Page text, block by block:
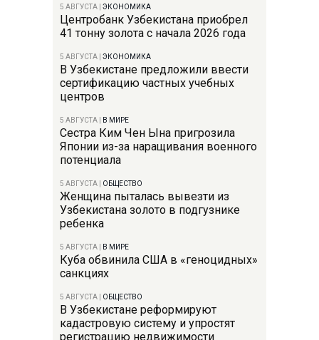
5 АВГУСТА ЭКОНОМИКА
Центробанк Узбекистана приобрел
41 тонну золота с начала 2026 года
5 АВГУСТА ЭКОНОМИКА
В Узбекистане предложили ввести
сертификацию частных учебных
центров
5 АВГУСТА В МИРЕ
Сестра Ким Чен Ына пригрозила
Японии из-за наращивания военного
потенциала
5 АВГУСТА ОБЩЕСТВО
Женщина пыталась вывезти из
Узбекистана золото в подгузнике
ребенка
5 АВГУСТА В МИРЕ
Куба обвинила США в «геноцидных»
санкциях
5 АВГУСТА ОБЩЕСТВО
В Узбекистане реформируют
кадастровую систему и упростят
регистрацию недвижимости